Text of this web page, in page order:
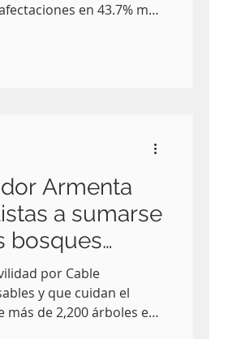
en 43.7% más
Armenta
a sumarse
bosques
por Cable
y que cuidan el
de 2,200 árboles en